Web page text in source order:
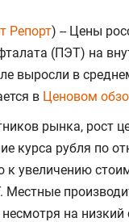
Репорт) -- Цены
(ПЭТ) на
выросли в
в Ценовом
рынка, рост
курса рубля по
к увеличению
Местные
на низкий